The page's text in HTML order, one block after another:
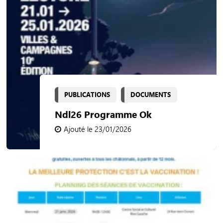
PUBLICATIONS DOCUMENTS
Ndl26 Programme Ok
Ajouté le 23/01/2026